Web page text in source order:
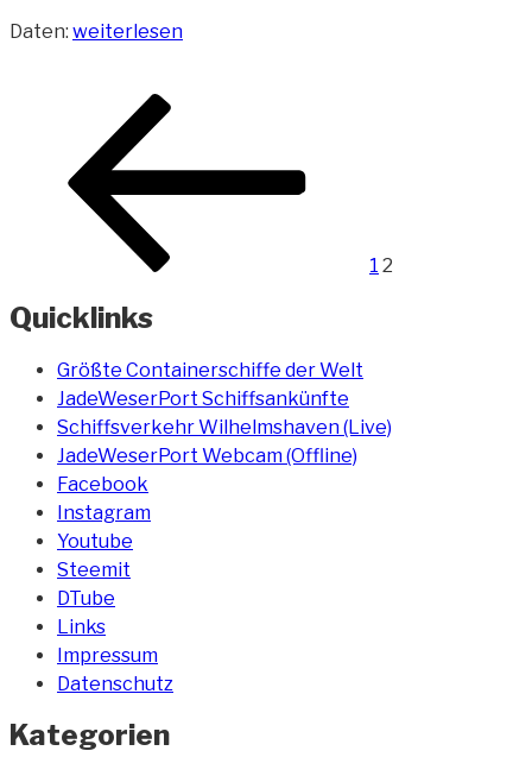
Daten: „Gewässerschutzschiff
weiterlesen
Beitragsnavigation
1 2
Quicklinks
Größte Containerschiffe der Welt
JadeWeserPort Schiffsankünfte
Schiffsverkehr Wilhelmshaven (Live)
JadeWeserPort Webcam (Offline)
Facebook
Instagram
Youtube
Steemit
DTube
Links
Impressum
Datenschutz
Kategorien